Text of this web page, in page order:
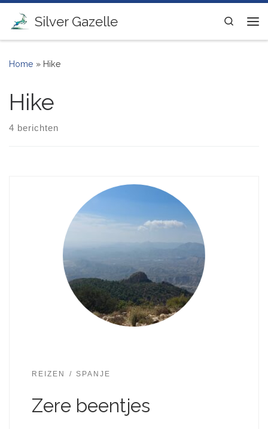
Ga naar inhoud
Silver Gazelle
Search
Home » Hike
Hike
4 berichten
REIZEN SPANJE
Zere beentjes